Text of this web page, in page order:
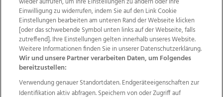
Wir über uns Mediadaten Kontakt
Jobs
Datenschutz
Impressum
AGB Anzeigekunden
AGB Website
Ehrenkodex Politische Werbung
Weitere Angebote des Medienhauses Wimmer
Einwilligung zu widerrufen, indem Sie auf den Link Cookie
Einstellungen bearbeiten am unteren Rand der Webseite klicken
[oder das schwebende Symbol unten links auf der Webseite, falls
zutreffend]. Ihre Einstellungen gelten innerhalb unseres Website.
Weitere Informationen finden Sie in unserer Datenschutzerklärung.
Wir und unsere Partner verarbeiten Daten, um Folgendes
bereitzustellen:
Verwendung genauer Standortdaten. Endgeräteeigenschaften zur
Identifikation aktiv abfragen. Speichern von oder Zugriff auf